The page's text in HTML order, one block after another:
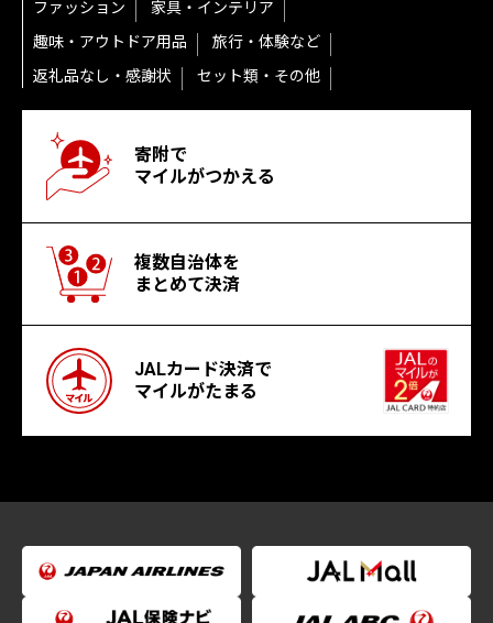
ファッション
家具・インテリア
趣味・アウトドア用品
旅行・体験など
返礼品なし・感謝状
セット類・その他
寄附で
マイルがつかえる
複数自治体を
まとめて決済
JALカード決済で
マイルがたまる